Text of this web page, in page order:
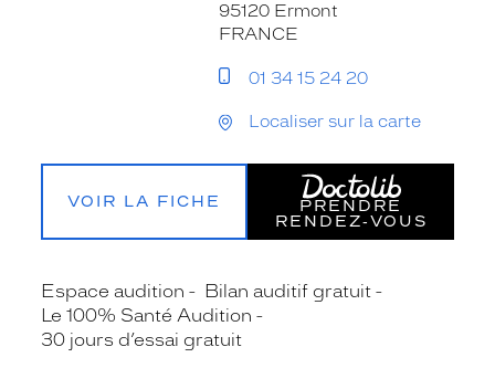
95120 Ermont
FRANCE
01 34 15 24 20
Localiser sur la carte
VOIR LA FICHE
PRENDRE
RENDEZ‑VOUS
Espace audition
Bilan auditif gratuit
Le 100% Santé Audition
30 jours d’essai gratuit